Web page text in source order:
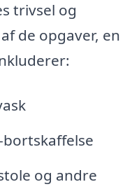
trivsel og
de opgaver, en
og andre